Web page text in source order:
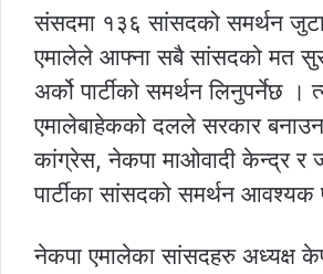
संसदमा १३६ सांसदको समर्थन
एमालेले आफ्ना सबै सांसदको मत
अर्को पार्टीको समर्थन लिनुपर्नेछ ।
एमालेबाहेकको दलले सरकार
कांग्रेस, नेकपा माओवादी केन्द्र र
पार्टीका सांसदको समर्थन आवश्यक
नेकपा एमालेका सांसदहरु अध्यक्ष